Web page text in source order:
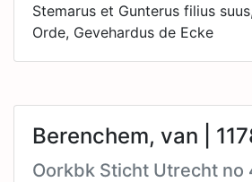
Stemarus et Gunterus filius
Orde, Gevehardus de Ecke
Berenchem, van |
Oorkbk Sticht Utrecht no